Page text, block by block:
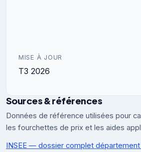
MISE À JOUR
T3 2026
Sources & références
Données de référence utilisées pour
les fourchettes de prix et les aides
INSEE — dossier complet